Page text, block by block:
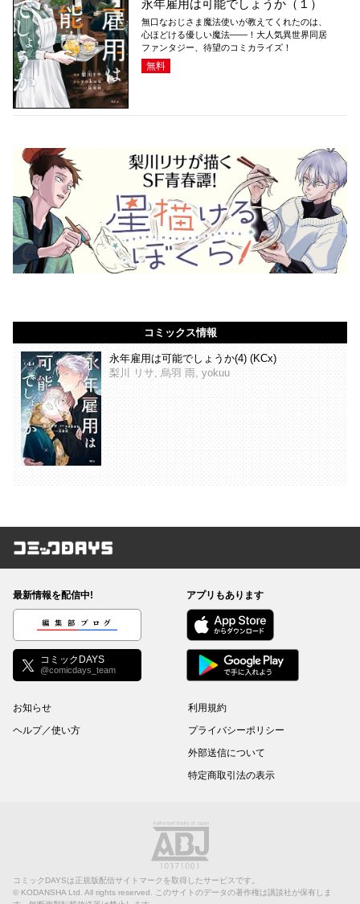
永年雇用は可能でしょうか（１）
無口なおじさま魔法使いが教えてくれたのは、
心ほどける優しい魔法――！大人気異世界同居
ファンタジー、待望のコミカライズ！
無料
コミックス情報
永年雇用は可能でしょうか(4) (KCx)
梨川 リサ, 烏羽 雨, yokuu
コミックDAYS
最新情報を配信中!
編集部ブログ
コミックDAYS
@comicdays_team
アプリもあります
お知らせ
ヘルプ／使い方
利用規約
プライバシーポリシー
外部送信について
特定商取引法の表示
コミックDAYSは正規版配信サイトマークを取得したサービスです。
© KODANSHA Ltd. All rights reserved. このサイトのデータの著作権は講談社が保有しま